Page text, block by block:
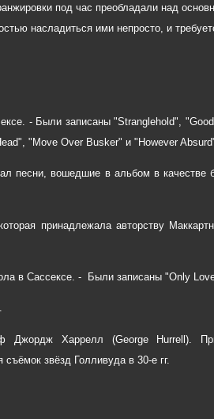
под час преобладали над
насладиться ими непросто, и
- Были записаны "Stranglehold",
"Move Over Busker" и "However
песни, вошедшие в альбом в качестве
принадлежала авторству
в Сассексе. - Были записаны "Only
Джордж Харрелл (George Hurrell).
звёзд Голливуда в 30-е гг.